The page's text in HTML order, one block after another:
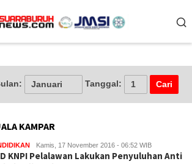
Tanggal:
KAMPAR
Kamis, 17 November 2016 - 06:52 WIB
KNPI Pelalawan Lakukan Penyuluhan Anti